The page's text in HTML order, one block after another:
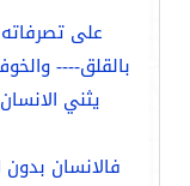
على
بالقلق----
يثني
فالانسان